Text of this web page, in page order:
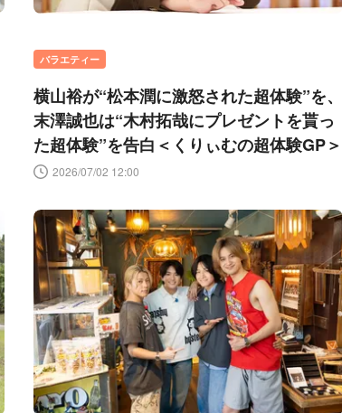
バラエティー
横山裕が“松本潤に激怒された超体験”を、
末澤誠也は“木村拓哉にプレゼントを貰っ
た超体験”を告白＜くりぃむの超体験GP＞
2026/07/02 12:00